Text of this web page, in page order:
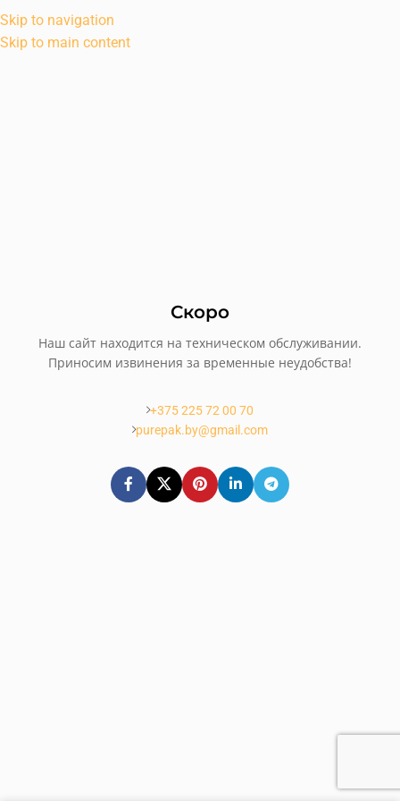
Skip to navigation
Skip to main content
Скоро
Наш сайт находится на техническом обслуживании.
Приносим извинения за временные неудобства!
+375 225 72 00 70
purepak.by@gmail.com